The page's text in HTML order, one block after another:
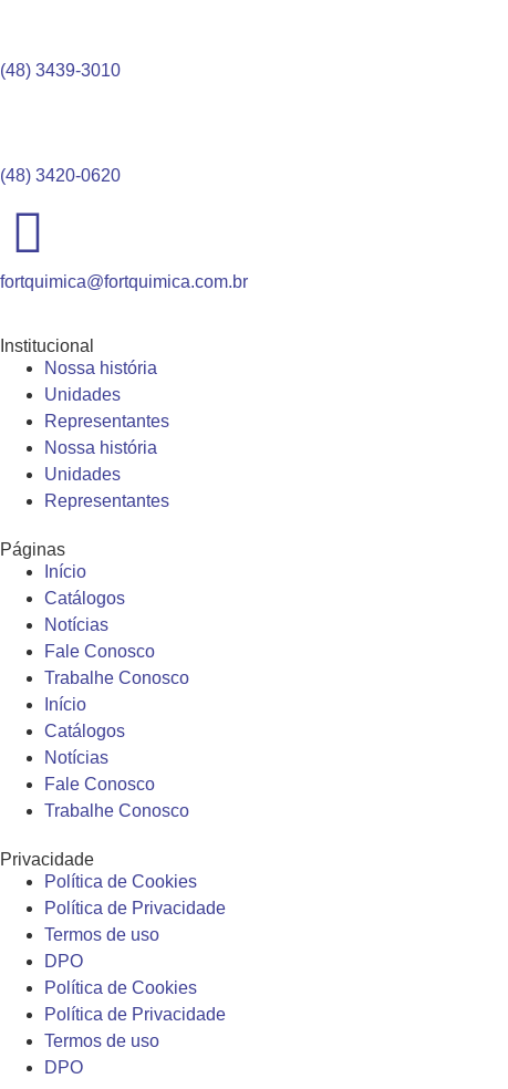
(48) 3439-3010
(48) 3420-0620
fortquimica@fortquimica.com.br
Institucional
Nossa história
Unidades
Representantes
Nossa história
Unidades
Representantes
Páginas
Início
Catálogos
Notícias
Fale Conosco
Trabalhe Conosco
Início
Catálogos
Notícias
Fale Conosco
Trabalhe Conosco
Privacidade
Política de Cookies
Política de Privacidade
Termos de uso
DPO
Política de Cookies
Política de Privacidade
Termos de uso
DPO